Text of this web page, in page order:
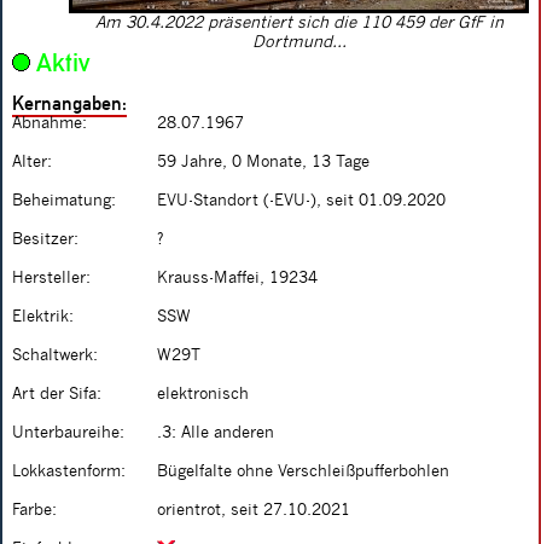
Am 30.4.2022 präsentiert sich die 110 459 der GfF in
Dortmund...
Aktiv
Kernangaben:
Abnahme: 28.07.1967
Alter: 59 Jahre, 0 Monate, 13 Tage
Beheimatung: EVU-Standort (-EVU-), seit 01.09.2020
Besitzer: ?
Hersteller: Krauss-Maffei, 19234
Elektrik: SSW
Schaltwerk: W29T
Art der Sifa: elektronisch
Unterbaureihe: .3: Alle anderen
Lokkastenform: Bügelfalte ohne Verschleißpufferbohlen
Farbe: orientrot, seit 27.10.2021